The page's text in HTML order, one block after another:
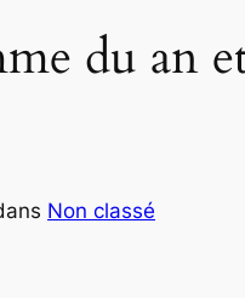
du an
Non classé